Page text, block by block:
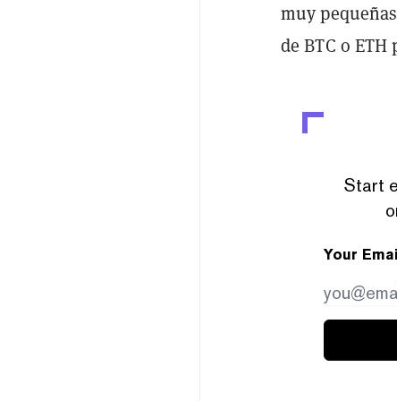
muy
de BTC o
Start
Your